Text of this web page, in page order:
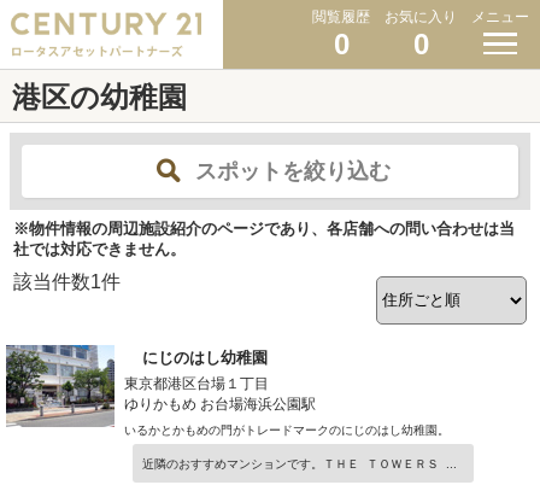
閲覧履歴
0
お気に入り
0
メニュー
港区の幼稚園
スポットを絞り込む
※物件情報の周辺施設紹介のページであり、各店舗への問い合わせは当
社では対応できません。
該当件数1件
にじのはし幼稚園
東京都港区台場１丁目
ゆりかもめ お台場海浜公園駅
いるかとかもめの門がトレードマークのにじのはし幼稚園。
近隣のおすすめマンションです。ＴＨＥ ＴＯＷＥＲＳ ...